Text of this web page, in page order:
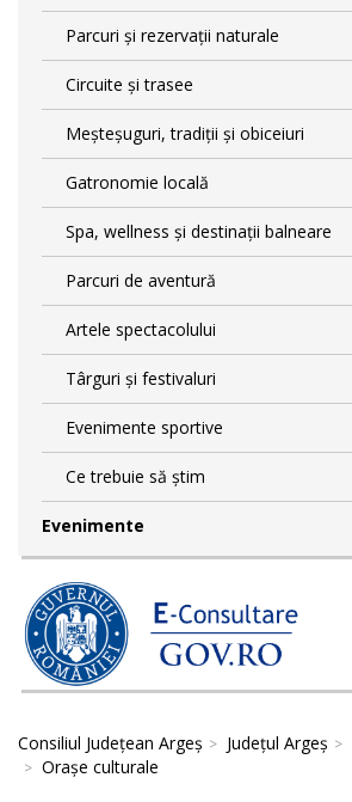
Parcuri și rezervații naturale
Circuite și trasee
Meșteșuguri, tradiții și obiceiuri
Gatronomie locală
Spa, wellness și destinații balneare
Parcuri de aventură
Artele spectacolului
Târguri și festivaluri
Evenimente sportive
Ce trebuie să știm
Evenimente
Consiliul Județean Argeș Județul Argeș
Orașe culturale